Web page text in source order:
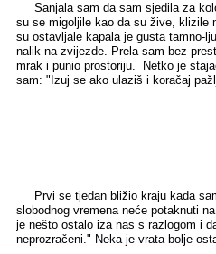
Sanjala sam da sam sjedila za
su se migoljile kao da su žive, klizile
su ostavljale kapala je gusta tamno-
nalik na zvijezde. Prela sam bez
mrak i punio prostoriju. Netko je
sam: "Izuj se ako ulaziš i koračaj
Prvi se tjedan bližio kraju kada
slobodnog vremena neće potaknuti
je nešto ostalo iza nas s razlogom i
neprozračeni." Neka je vrata bolje